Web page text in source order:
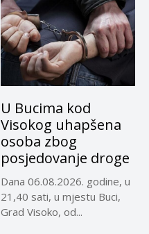
U Bucima kod
Visokog uhapšena
osoba zbog
posjedovanje droge
Dana 06.08.2026. godine, u
21,40 sati, u mjestu Buci,
Grad Visoko, od...